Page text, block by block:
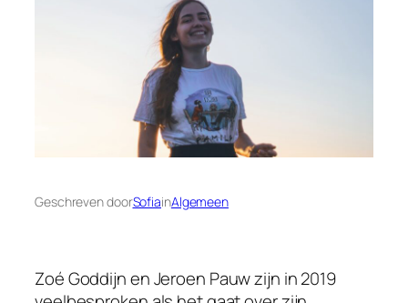
Geschreven doorSofiainAlgemeen
Zoé Goddijn en Jeroen Pauw zijn in 2019